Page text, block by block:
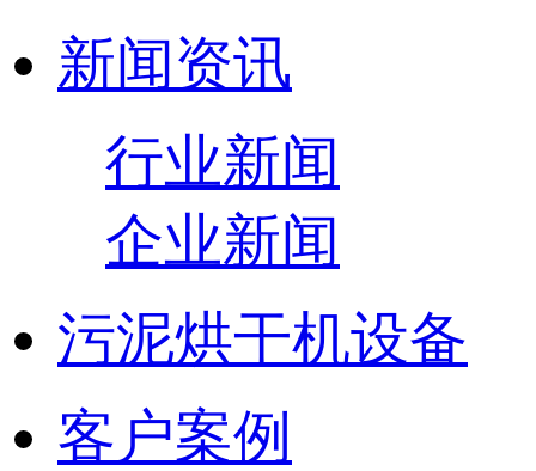
新闻资讯
行业新闻
企业新闻
污泥烘干机设备
客户案例